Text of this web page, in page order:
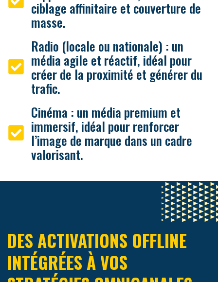
ciblage affinitaire et couverture de
masse.
Radio (locale ou nationale) : un
média agile et réactif, idéal pour
créer de la proximité et générer du
trafic.
Cinéma : un média premium et
immersif, idéal pour renforcer
l’image de marque dans un cadre
valorisant.
DES ACTIVATIONS OFFLINE
INTÉGRÉES À VOS